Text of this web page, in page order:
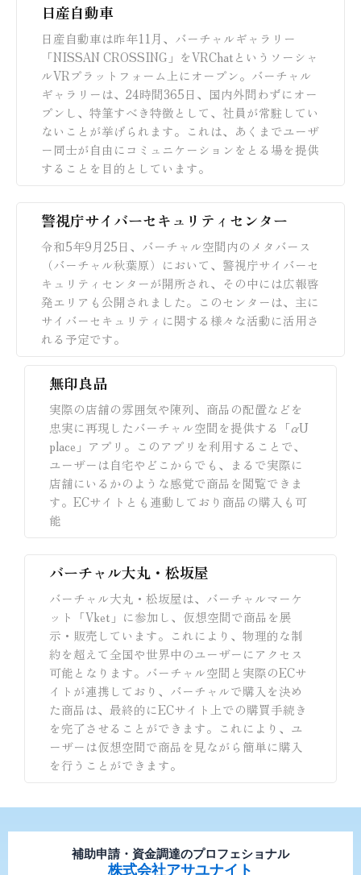
日産自動車
日産自動車は昨年11月、バーチャルギャラリー
「NISSAN CROSSING」をVRChatというソーシャ
ルVRプラットフォーム上にオープン。バーチャル
ギャラリーは、24時間365日、国内外問わずにオー
プンし、特筆すべき特徴として、社員が常駐してい
ないことが挙げられます。これは、あくまでユーザ
ー同士が自由にコミュニケーションをとる場を提供
することを目的としています。
警視庁サイバーセキュリティセンター
令和5年9月25日、バーチャル空間内のメタバース
（バーチャル秋葉原）において、警視庁サイバーセ
キュリティセンターが開所され、その中には広報啓
発エリアも公開されました。このセンターは、主に
サイバーセキュリティに関する様々な活動に活用さ
れる予定です。
無印良品
実際の店舗の雰囲気や陳列、商品の配置などを
忠実に再現したバーチャル空間を提供する「αU
place」アプリ。このアプリを利用することで、
ユーザーは自宅やどこからでも、まるで実際に
店舗にいるかのような感覚で商品を閲覧できま
す。ECサイトとも連動しており商品の購入も可
能
バーチャル大丸・松坂屋
バーチャル大丸・松坂屋は、バーチャルマーケ
ット「Vket」に参加し、仮想空間で商品を展
示・販売しています。これにより、物理的な制
約を超えて全国や世界中のユーザーにアクセス
可能となります。バーチャル空間と実際のECサ
イトが連携しており、バーチャルで購入を決め
た商品は、最終的にECサイト上での購買手続き
を完了させることができます。これにより、ユ
ーザーは仮想空間で商品を見ながら簡単に購入
を行うことができます。
補助申請・資金調達のプロフェショナル
株式会社アサユナイト